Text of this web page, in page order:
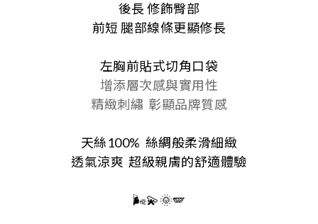
後長 修飾臀部
前短 腿部線條更顯修長
左胸前貼式切角口袋
增添層次感與實用性
精緻刺繡 彰顯品牌質感
天絲100% 絲綢般柔滑細緻
透氣涼爽 超級親膚的舒適體驗
🌬️💫🌞🪽